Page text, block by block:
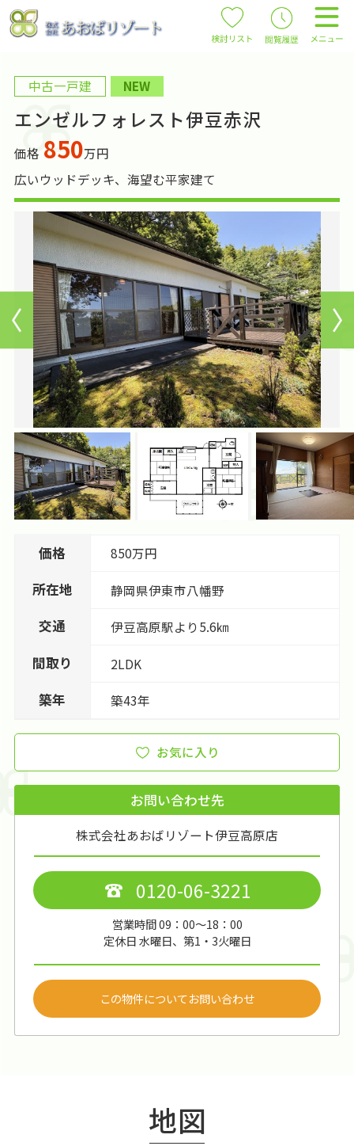
中古一戸建 NEW
エンゼルフォレスト伊豆赤沢
価格 850万円
広いウッドデッキ、海望む平家建て
価格 850万円
所在地 静岡県伊東市八幡野
交通 伊豆高原駅より5.6㎞
間取り 2LDK
築年 築43年
お気に入り
お問い合わせ先
株式会社あおばリゾート伊豆高原店
0120-06-3221
営業時間 09：00～18：00
定休日 水曜日、第1・3火曜日
この物件についてお問い合わせ
地図